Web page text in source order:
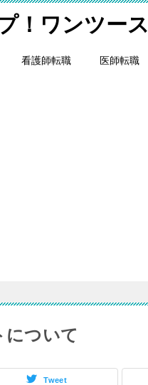
！ワンツー
看護師転職 医師転職
について
Tweet